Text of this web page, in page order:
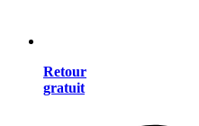
Retour
gratuit